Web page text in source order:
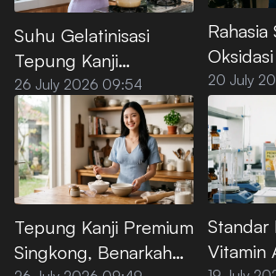
Suhu Gelatinisasi
Tepung Kanji
Premium, Ini Titik
Optimalnya
26 July 2026 09:54
Rahasia
Frying
20 July
Tepung Kanji Premium
Singkong, Benarkah
Standar
Vitamin